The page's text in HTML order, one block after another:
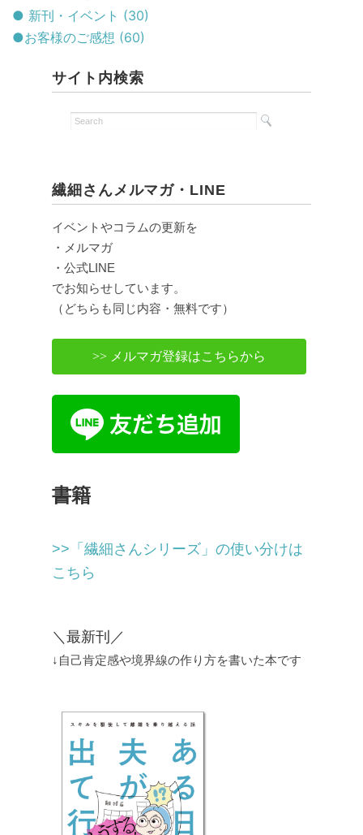
● 新刊・イベント (30)
●お客様のご感想 (60)
サイト内検索
繊細さんメルマガ・LINE
イベントやコラムの更新を
・メルマガ
・公式LINE
でお知らせしています。
（どちらも同じ内容・無料です）
>> メルマガ登録はこちらから
書籍
>>「繊細さんシリーズ」の使い分けは
こちら
＼最新刊／
↓自己肯定感や境界線の作り方を書いた本です